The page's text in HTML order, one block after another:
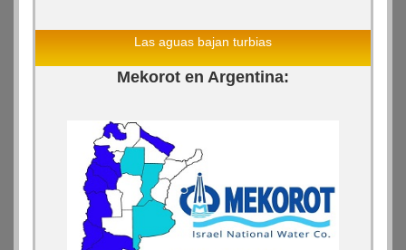
Las aguas bajan turbias
Mekorot en Argentina: